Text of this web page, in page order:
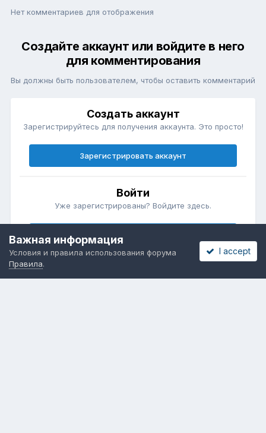
Нет комментариев для отображения
Создайте аккаунт или войдите в него
для комментирования
Вы должны быть пользователем, чтобы оставить комментарий
Создать аккаунт
Зарегистрируйтесь для получения аккаунта. Это просто!
Зарегистрировать аккаунт
Войти
Уже зарегистрированы? Войдите здесь.
Важная информация
Условия и правила использования форума
Правила.
I accept